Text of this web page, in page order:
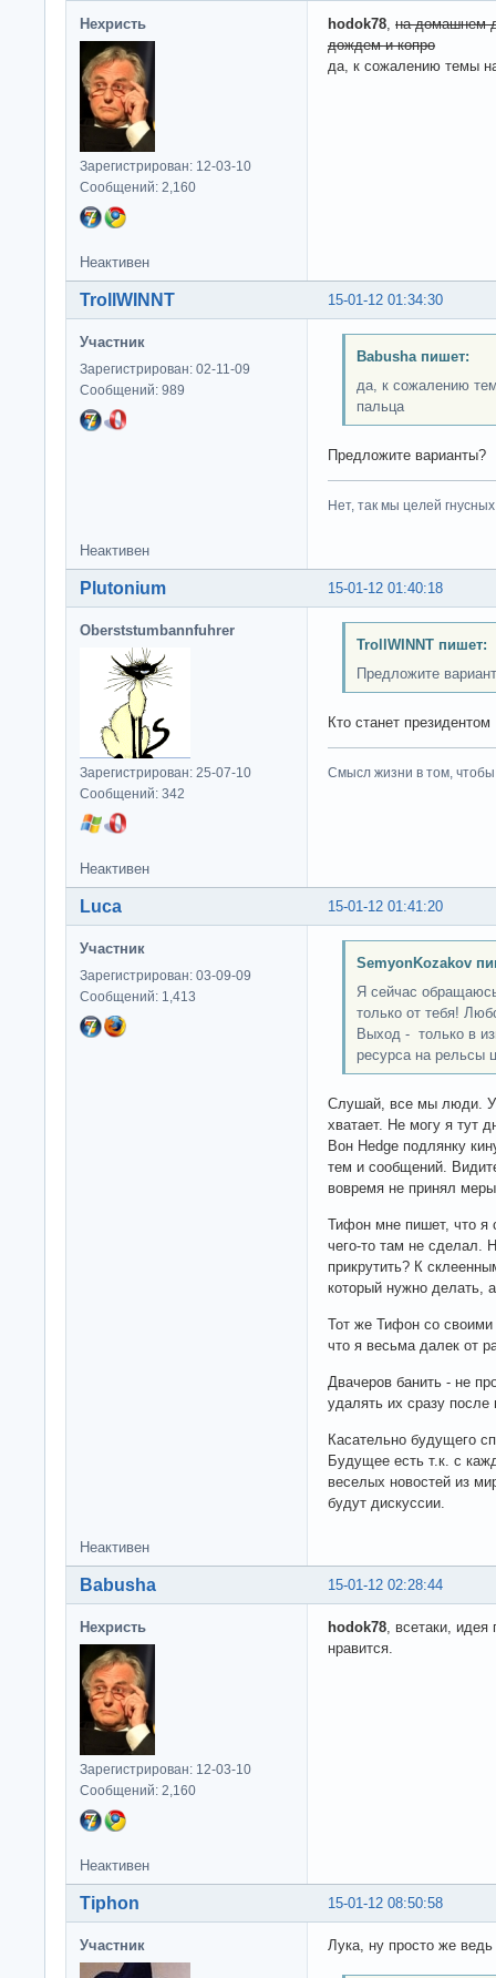
Нехристь
Зарегистрирован: 12-03-10
Сообщений: 2,160
hodok78 на домашнем
дождем и копро
да, к сожалению темы
Неактивен
15-01-12 01:34:30
TrollWINNT
Участник
Зарегистрирован: 02-11-09
Сообщений: 989
Babusha пишет:
да, к сожалению
пальца
Предложите варианты?
Нет, так мы целей
Неактивен
15-01-12 01:40:18
Plutonium
Oberststumbannfuhrer
Зарегистрирован: 25-07-10
Сообщений: 342
TrollWINNT пишет:
Предложите
Кто станет
Смысл жизни в том,
Неактивен
15-01-12 01:41:20
Luca
Участник
Зарегистрирован: 03-09-09
Сообщений: 1,413
SemyonKozakov
Я сейчас
только от тебя!
Выход - только в
ресурса на рельсы
Слушай, все мы люди. У
хватает. Не могу я тут
Вон Hedge подлянку
тем и сообщений.
вовремя не принял
Тифон мне пишет, что я
чего-то там не сделал.
прикрутить? К
который нужно делать,
Тот же Тифон со своими
что я весьма далек от
Двачеров банить - не
удалять их сразу
Касательно будущего
Будущее есть т.к. с
веселых новостей из
будут дискуссии.
Неактивен
15-01-12 02:28:44
Babusha
Нехристь
Зарегистрирован: 12-03-10
Сообщений: 2,160
hodok78 , всетаки,
нравится.
Неактивен
15-01-12 08:50:58
Tiphon
Участник Лука, ну просто же